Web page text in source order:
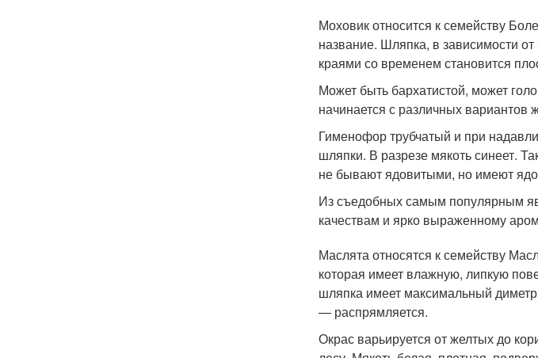
Моховик относится к семейству
название. Шляпка, в зависимости
краями со временем становится
Может быть бархатистой, может
начинается с различных вариантов
Гименофор трубчатый и при
шляпки. В разрезе мякоть синеет.
не бывают ядовитыми, но имеют
Из съедобных самым популярным
качествам и ярко выраженному
Маслята относятся к семейству
которая имеет влажную, липкую
шляпка имеет максимальный
— распрямляется.
Окрас варьируется от желтых до